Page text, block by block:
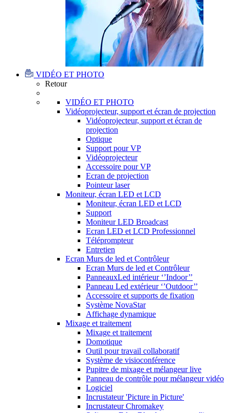
VIDÉO ET PHOTO
Retour
VIDÉO ET PHOTO
Vidéoprojecteur, support et écran de projection
Vidéoprojecteur, support et écran de
projection
Optique
Support pour VP
Vidéoprojecteur
Accessoire pour VP
Ecran de projection
Pointeur laser
Moniteur, écran LED et LCD
Moniteur, écran LED et LCD
Support
Moniteur LED Broadcast
Ecran LED et LCD Professionnel
Téléprompteur
Entretien
Ecran Murs de led et Contrôleur
Ecran Murs de led et Contrôleur
PanneauxLed intérieur ‘’Indoor’’
Panneau Led extérieur ‘’Outdoor’’
Accessoire et supports de fixation
Système NovaStar
Affichage dynamique
Mixage et traitement
Mixage et traitement
Domotique
Outil pour travail collaboratif
Système de visioconférence
Pupitre de mixage et mélangeur live
Panneau de contrôle pour mélangeur vidéo
Logiciel
Incrustateur 'Picture in Picture'
Incrustateur Chromakey